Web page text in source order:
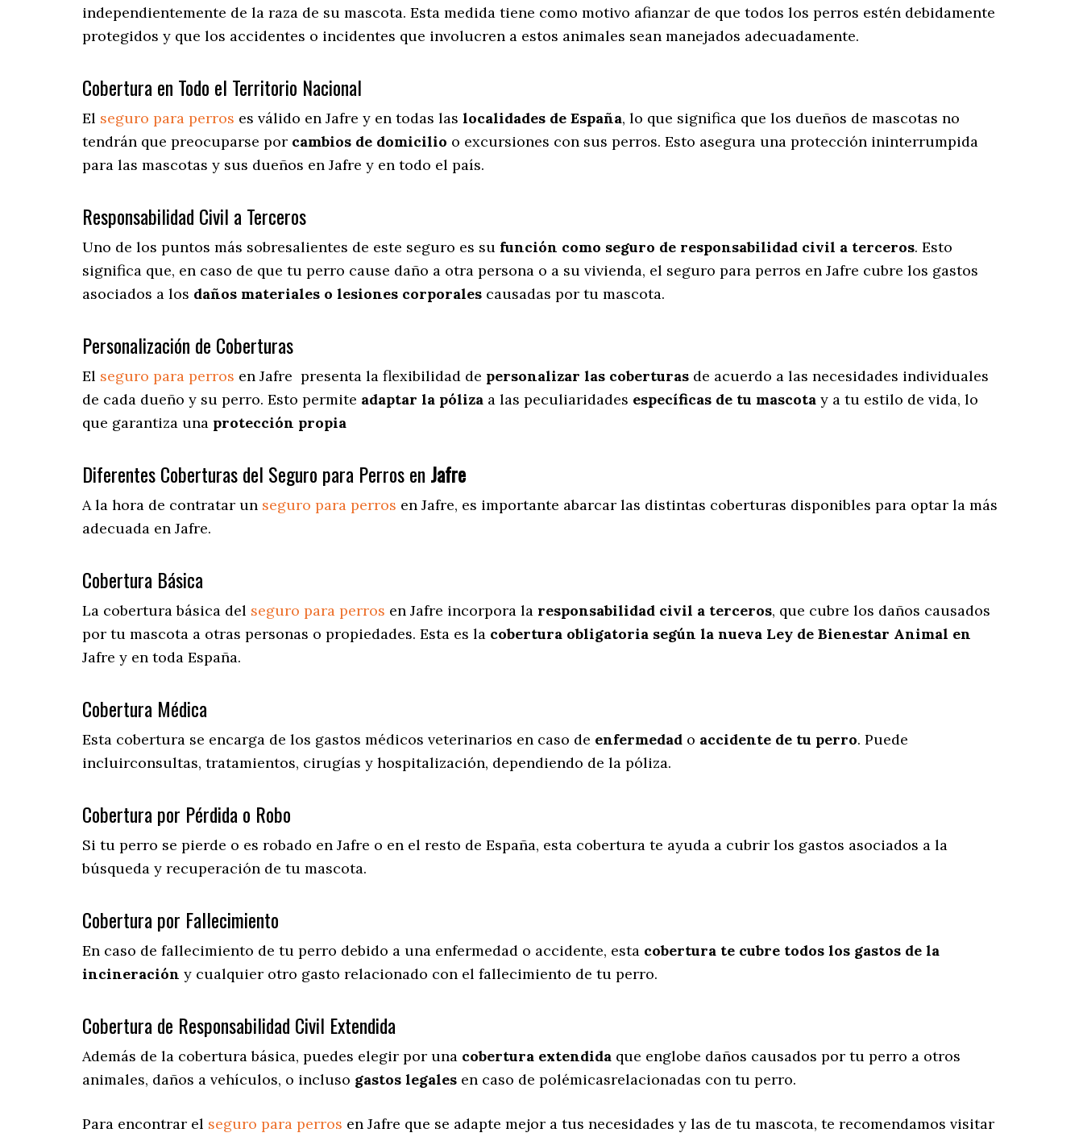
independientemente de la raza de su mascota. Esta medida tiene como motivo afianzar de que todos los perros estén debidamente
protegidos y que los accidentes o incidentes que involucren a estos animales sean manejados adecuadamente.
Cobertura en Todo el Territorio Nacional
El seguro para perros es válido en Jafre y en todas las localidades de España, lo que significa que los dueños de mascotas no
tendrán que preocuparse por cambios de domicilio o excursiones con sus perros. Esto asegura una protección ininterrumpida
para las mascotas y sus dueños en Jafre y en todo el país.
Responsabilidad Civil a Terceros
Uno de los puntos más sobresalientes de este seguro es su función como seguro de responsabilidad civil a terceros. Esto
significa que, en caso de que tu perro cause daño a otra persona o a su vivienda, el seguro para perros en Jafre cubre los gastos
asociados a los daños materiales o lesiones corporales causadas por tu mascota.
Personalización de Coberturas
El seguro para perros en Jafre presenta la flexibilidad de personalizar las coberturas de acuerdo a las necesidades individuales
de cada dueño y su perro. Esto permite adaptar la póliza a las peculiaridades específicas de tu mascota y a tu estilo de vida, lo
que garantiza una protección propia
Diferentes Coberturas del Seguro para Perros en Jafre
A la hora de contratar un seguro para perros en Jafre, es importante abarcar las distintas coberturas disponibles para optar la más
adecuada en Jafre.
Cobertura Básica
La cobertura básica del seguro para perros en Jafre incorpora la responsabilidad civil a terceros, que cubre los daños causados
por tu mascota a otras personas o propiedades. Esta es la cobertura obligatoria según la nueva Ley de Bienestar Animal en
Jafre y en toda España.
Cobertura Médica
Esta cobertura se encarga de los gastos médicos veterinarios en caso de enfermedad o accidente de tu perro. Puede
incluirconsultas, tratamientos, cirugías y hospitalización, dependiendo de la póliza.
Cobertura por Pérdida o Robo
Si tu perro se pierde o es robado en Jafre o en el resto de España, esta cobertura te ayuda a cubrir los gastos asociados a la
búsqueda y recuperación de tu mascota.
Cobertura por Fallecimiento
En caso de fallecimiento de tu perro debido a una enfermedad o accidente, esta cobertura te cubre todos los gastos de la
incineración y cualquier otro gasto relacionado con el fallecimiento de tu perro.
Cobertura de Responsabilidad Civil Extendida
Además de la cobertura básica, puedes elegir por una cobertura extendida que englobe daños causados por tu perro a otros
animales, daños a vehículos, o incluso gastos legales en caso de polémicasrelacionadas con tu perro.
Para encontrar el seguro para perros en Jafre que se adapte mejor a tus necesidades y las de tu mascota, te recomendamos visitar